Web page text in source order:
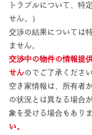
トラブルについて、特
せん。）
交渉の結果については
ません。
交渉中の物件の情報提
せんのでご了承くださ
空き家情報は、所有者
の状況とは異なる場合
象を受ける場合もありま
い。